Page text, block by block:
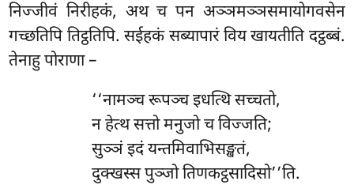
निज्जीवं निरीहकं, अथ च पन अञ्ञमञ्ञसमायोगवसेन
गच्छतिपि तिट्ठतिपि. सईहकं सब्यापारं विय खायतीति दट्ठब्बं.
तेनाहु पोराणा –
‘‘नामञ्च रूपञ्च इधत्थि सच्चतो,
न हेत्थ सत्तो मनुजो च विज्जति;
सुञ्ञं इदं यन्तमिवाभिसङ्खतं,
दुक्खस्स पुञ्जो तिणकट्ठसादिसो’’ति.